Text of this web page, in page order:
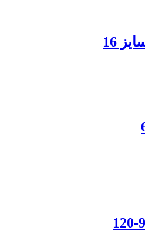
16